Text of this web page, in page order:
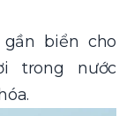
biển cho
trong nước